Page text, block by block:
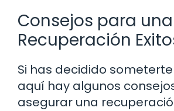
Consejos para una
Recuperación
Si has decidido
aquí hay algunos
asegurar una